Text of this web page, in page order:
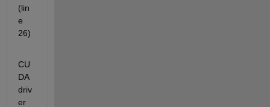
(lin
e
26)
CU
DA
driv
er